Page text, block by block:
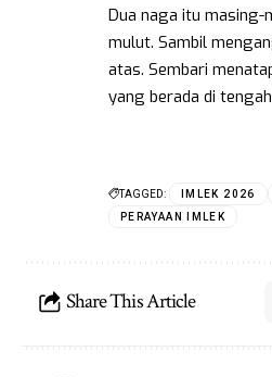
Dua naga itu masing-
mulut. Sambil
atas. Sembari
yang berada di
TAGGED: IMLEK 2026
PERAYAAN IMLEK
Share This Article